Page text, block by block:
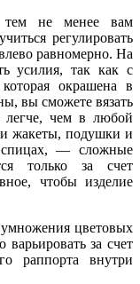
тем не менее вам
регулировать
равномерно. На
усилия, так как с
окрашена в
вы сможете вязать
легче, чем в любой
жакеты, подушки и
спицах, — сложные
только за счет
чтобы изделие
умножения цветовых
за счет
раппорта внутри